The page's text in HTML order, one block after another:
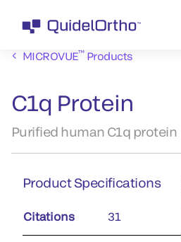
MICROVUE™Products
C1q Protein
Purified human C1q protein
Product Specifications
Citations 31